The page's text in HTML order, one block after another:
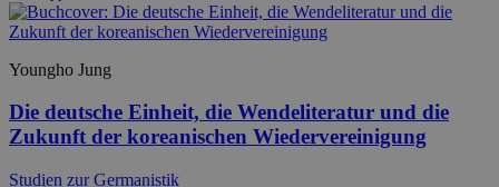
Youngho Jung
Die deutsche Einheit, die Wendeliteratur und die
Zukunft der koreanischen Wiedervereinigung
Studien zur Germanistik